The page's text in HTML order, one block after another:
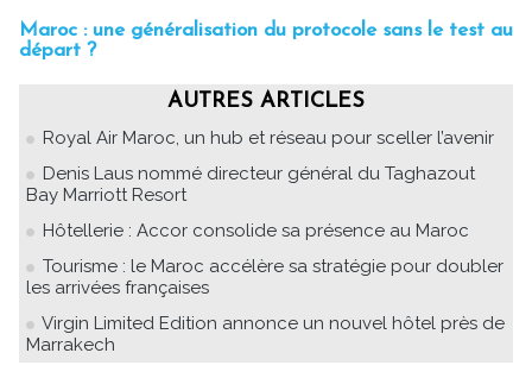
Maroc : une généralisation du protocole sans le test au
départ ?
AUTRES ARTICLES
Royal Air Maroc, un hub et réseau pour sceller l’avenir
Denis Laus nommé directeur général du Taghazout
Bay Marriott Resort
Hôtellerie : Accor consolide sa présence au Maroc
Tourisme : le Maroc accélère sa stratégie pour doubler
les arrivées françaises
Virgin Limited Edition annonce un nouvel hôtel près de
Marrakech